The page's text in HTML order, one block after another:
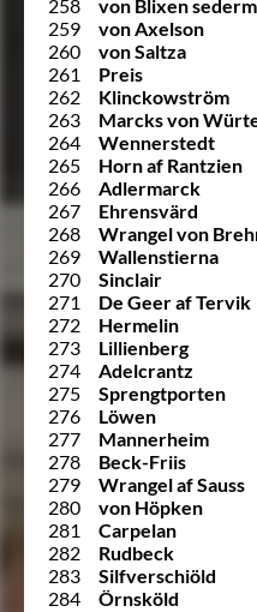
258
von Blixen
259
von Axelson
260
von Saltza
261
Preis
262
Klinckowström
263
Marcks von
264
Wennerstedt
265
Horn af Rantzien
266
Adlermarck
267
Ehrensvärd
268
Wrangel von
269
Wallenstierna
270
Sinclair
271
De Geer af Tervik
272
Hermelin
273
Lillienberg
274
Adelcrantz
275
Sprengtporten
276
Löwen
277
Mannerheim
278
Beck-Friis
279
Wrangel af Sauss
280
von Höpken
281
Carpelan
282
Rudbeck
283
Silfverschiöld
284
Örnsköld